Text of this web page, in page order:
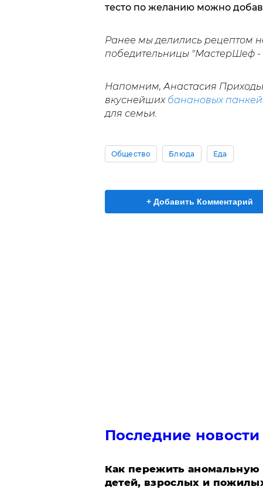
тесто по желанию можно
Ранее мы делились рецептом
победительницы "МастерШеф -
Напомним, Анастасия
вкуснейших банановых
для семьи.
Общество Блюда Еда
+ Добавить Комментарий
Последние новости
Как пережить
детей, взрослых и